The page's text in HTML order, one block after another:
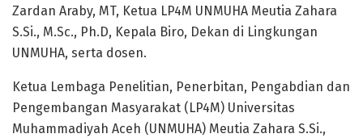
Zardan Araby, MT, Ketua LP4M UNMUHA Meutia Zahara
S.Si., M.Sc., Ph.D, Kepala Biro, Dekan di Lingkungan
UNMUHA, serta dosen.
Ketua Lembaga Penelitian, Penerbitan, Pengabdian dan
Pengembangan Masyarakat (LP4M) Universitas
Muhammadiyah Aceh (UNMUHA) Meutia Zahara S.Si.,